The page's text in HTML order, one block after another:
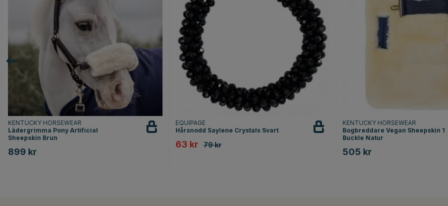
KENTUCKY HORSEWEAR
Lädergrimma Pony Artificial
Sheepskin Brun
899 kr
EQUIPAGE
Hårsnodd Saylene Crystals Svart
63 kr 79 kr
KENTUCKY HORSEWEAR
Bogbreddare Vegan Sheepskin 1
Buckle Natur
505 kr